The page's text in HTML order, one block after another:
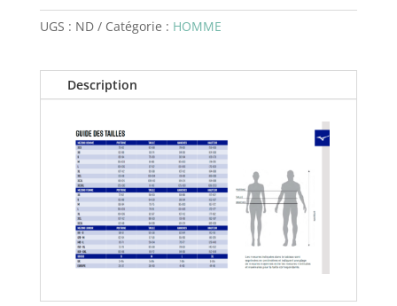
-
long
homme
UGS : ND Catégorie : HOMME
Description